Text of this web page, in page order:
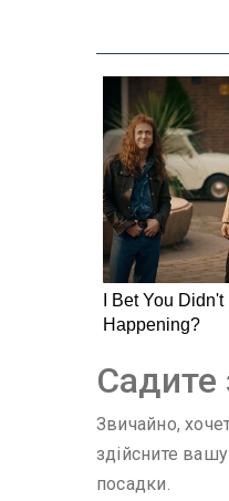
Садите
Звичайно,
здійсните
посадки.